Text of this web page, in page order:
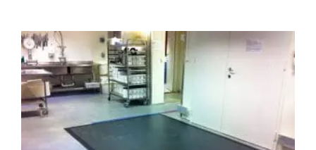
Antibakteriella mattor mellan rena och orena zoner